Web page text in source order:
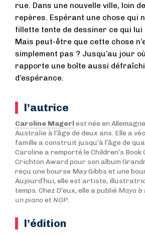
rue. Dans une nouvelle ville, loin
repères. Espérant une chose qui
fillette tente de dessiner ce qui lui
Mais peut-être que cette chose
simplement pas ? Jusqu’au jour
rapporte une boîte aussi
d’espérance.
l’autrice
Caroline Magerlest née en
Australie à l’âge de deux ans. Elle a
famille a construit jusqu’à l’âge de
Caroline a remporté le Children’s
Crichton Award pour son album
reçu une bourse May Gibbs et une
Aujourd’hui, elle est artiste,
temps. Chez D’eux, elle a publié Maya &
un pianoet NOP.
l’édition